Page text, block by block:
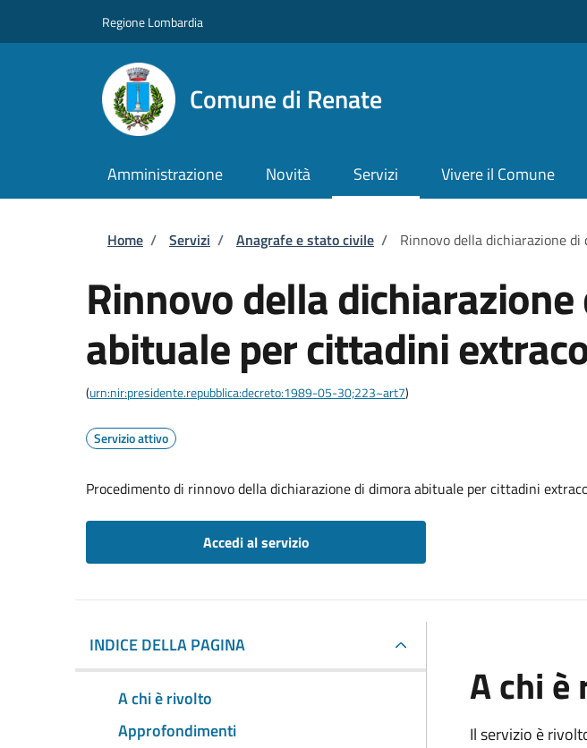
Regione Lombardia
Comune di Renate
Amministrazione Novità Servizi Vivere il Comune
Briciole di pane
Home / Servizi / Anagrafe e stato civile / Rinnovo della dichiarazione
Rinnovo della
abituale per cittadini
(urn:nir:presidente.repubblica:decreto:1989-05-30;223~art7)
Servizio attivo
Procedimento di rinnovo della dichiarazione di dimora abituale per cittadini
Accedi al servizio
INDICE DELLA PAGINA
A chi è rivolto
Approfondimenti
A chi
Il servizio è